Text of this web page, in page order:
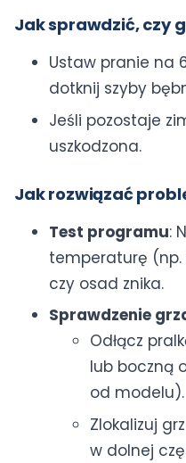
Jak sprawdzić, czy
Ustaw pranie na
dotknij szyby
Jeśli pozostaje
uszkodzona.
Jak rozwiązać
Test programu:
temperaturę (np.
czy osad znika.
Sprawdzenie
Odłącz
lub boczną
od modelu).
Zlokalizuj
w dolnej